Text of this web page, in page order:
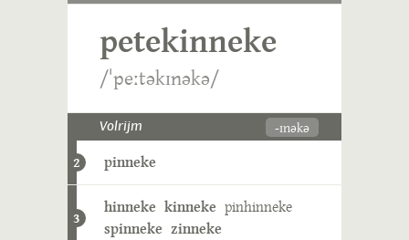
petekinneke
/ˈpeːtəkɪnəkə/
Volrijm -ɪnəkə
2 pinneke
3
hinneke kinneke pinhinneke
spinneke zinneke